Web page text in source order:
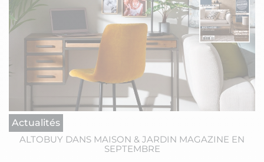
Actualités
ALTOBUY DANS MAISON & JARDIN MAGAZINE EN
SEPTEMBRE